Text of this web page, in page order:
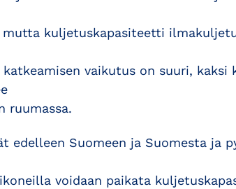
mutta kuljetuskapasiteetti
vaikutus on suuri, kaksi
ruumassa.
edelleen Suomeen ja Suomesta ja
voidaan paikata